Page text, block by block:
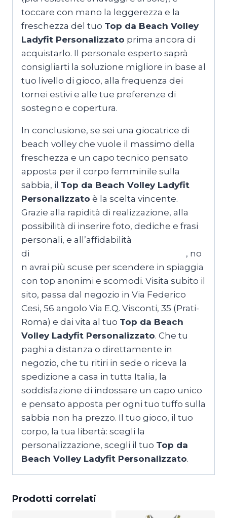
toccare con mano la leggerezza e la
freschezza del tuo Top da Beach Volley
Ladyfit Personalizzato prima ancora di
acquistarlo. Il personale esperto saprà
consigliarti la soluzione migliore in base al
tuo livello di gioco, alla frequenza dei
tornei estivi e alle tue preferenze di
sostegno e copertura.
In conclusione, se sei una giocatrice di
beach volley che vuole il massimo della
freschezza e un capo tecnico pensato
apposta per il corpo femminile sulla
sabbia, il Top da Beach Volley Ladyfit
Personalizzato è la scelta vincente.
Grazie alla rapidità di realizzazione, alla
possibilità di inserire foto, dediche e frasi
personali, e all’affidabilità
di
, no
n avrai più scuse per scendere in spiaggia
con top anonimi e scomodi. Visita subito il
sito, passa dal negozio in Via Federico
Cesi, 56 angolo Via E.Q. Visconti, 35 (Prati-
Roma) e dai vita al tuo Top da Beach
Volley Ladyfit Personalizzato. Che tu
paghi a distanza o direttamente in
negozio, che tu ritiri in sede o riceva la
spedizione a casa in tutta Italia, la
soddisfazione di indossare un capo unico
e pensato apposta per ogni tuo tuffo sulla
sabbia non ha prezzo. Il tuo gioco, il tuo
corpo, la tua libertà: scegli la
personalizzazione, scegli il tuo Top da
Beach Volley Ladyfit Personalizzato.
Prodotti correlati